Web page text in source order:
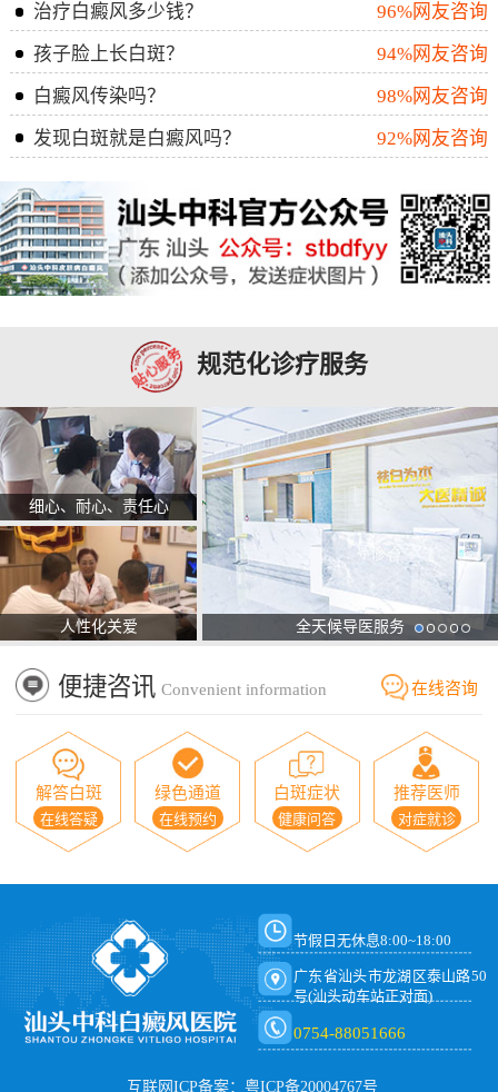
治疗白癜风多少钱？
96%网友咨询
孩子脸上长白斑？
94%网友咨询
白癜风传染吗？
98%网友咨询
发现白斑就是白癜风吗？
92%网友咨询
规范化诊疗服务
细心、耐心、责任心
人性化关爱 全天候导医服务
便捷咨讯 Convenient information 在线咨询
解答白斑
在线答疑
绿色通道
在线预约
白斑症状
健康问答
推荐医师
对症就诊
节假日无休息8:00~18:00
广东省汕头市龙湖区泰山路50
号(汕头动车站正对面)
0754-88051666
互联网ICP备案：粤ICP备20004767号